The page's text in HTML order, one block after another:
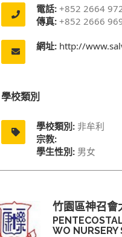
電話: +852 2664
傳真: +852 2666
網址: http://
學校類別
學校類別: 非牟利
宗教:
學生性別: 男女
竹園區神召會
WO NURSERY